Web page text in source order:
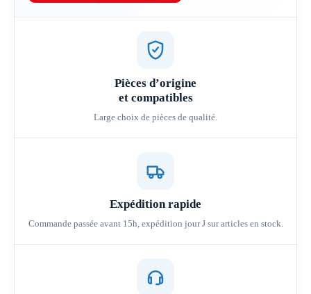
Pièces d’origine
et compatibles
Large choix de pièces de qualité.
Expédition rapide
Commande passée avant 15h, expédition jour J sur articles en stock.